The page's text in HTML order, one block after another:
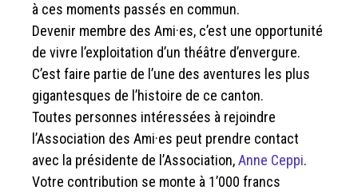
à ces moments passés en commun.
Devenir membre des Ami·es, c’est une opportunité
de vivre l’exploitation d’un théâtre d’envergure.
C’est faire partie de l’une des aventures les plus
gigantesques de l’histoire de ce canton.
Toutes personnes intéressées à rejoindre
l’Association des Ami·es peut prendre contact
avec la présidente de l’Association,Anne Ceppi.
Votre contribution se monte à 1’000 francs